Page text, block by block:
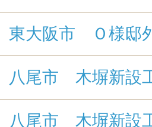
東大阪市 Ｏ様邸
八尾市 木塀新設
八尾市 木塀新設